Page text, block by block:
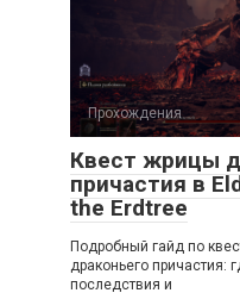
Прохождения
Квест жрицы
причастия в
the Erdtree
Подробный гайд по
драконьего причастия:
последствия и